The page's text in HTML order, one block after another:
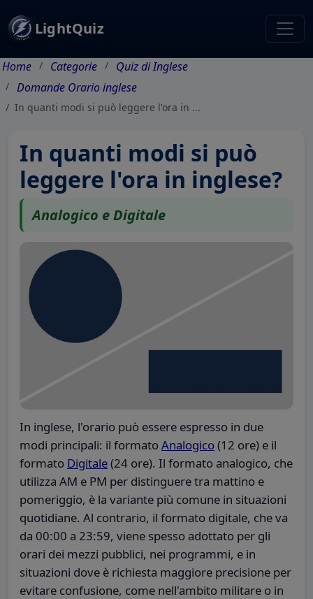
LightQuiz
Home Categorie
Quiz di Inglese
Domande Orario inglese
In quanti modi si può leggere l'ora in ...
In quanti modi si può
leggere l'ora in inglese?
Analogico e Digitale
In inglese, l'orario può essere espresso in due
modi principali: il formatoAnalogico(12 ore) e il
formato Digitale(24 ore). Il formato analogico, che
utilizza AM e PM per distinguere tra mattino e
pomeriggio, è la variante più comune in situazioni
quotidiane. Al contrario, il formato digitale, che va
da 00:00 a 23:59, viene spesso adottato per gli
orari dei mezzi pubblici, nei programmi, e in
situazioni dove è richiesta maggiore precisione per
evitare confusione, come nell'ambito militare o in